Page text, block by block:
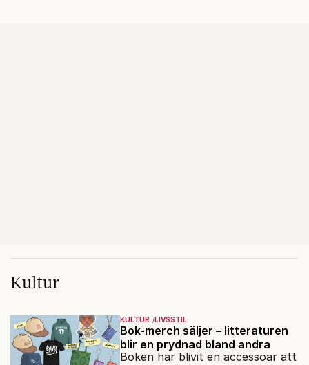
Kultur
KULTUR LIVSSTIL
Bok-merch säljer – litteraturen
blir en prydnad bland andra
Boken har blivit en accessoar att